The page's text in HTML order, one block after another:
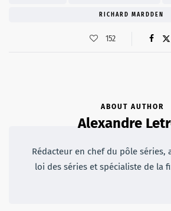
RICHARD MARDDEN
152
ABOUT AUTHOR
Alexandre
Rédacteur en chef du pôle séries,
loi des séries et spécialiste de la